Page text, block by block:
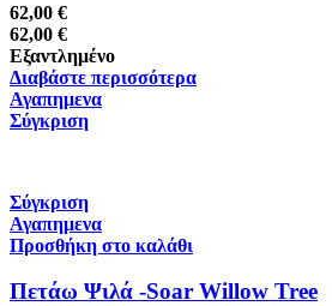
62,00 €
62,00 €
Εξαντλημένο
Διαβάστε περισσότερα
Αγαπημενα
Σύγκριση
Σύγκριση
Αγαπημενα
Προσθήκη στο καλάθι
Πετάω Ψιλά -Soar Willow Tree